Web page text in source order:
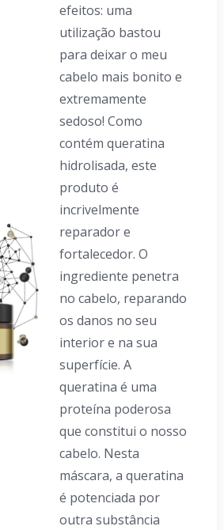
efeitos: uma
utilização bastou
para deixar o meu
cabelo mais bonito e
extremamente
sedoso! Como
contém queratina
hidrolisada, este
produto é
incrivelmente
reparador e
fortalecedor. O
ingrediente penetra
no cabelo, reparando
os danos no seu
interior e na sua
superfície. A
queratina é uma
proteína poderosa
que constitui o nosso
cabelo. Nesta
máscara, a queratina
é potenciada por
outra substância